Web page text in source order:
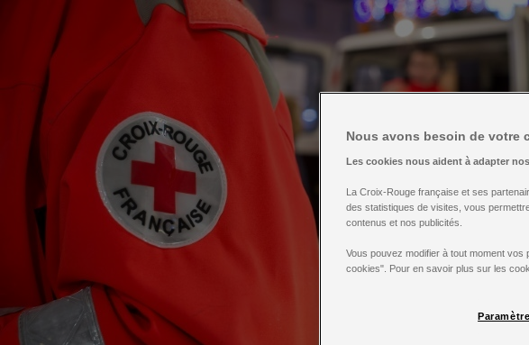
Nous avons besoin de votre
Les cookies nous aident à adapter
La Croix-Rouge française et ses
des statistiques de visites, vous
contenus et nos publicités.
Vous pouvez modifier à tout moment
cookies". Pour en savoir plus sur les